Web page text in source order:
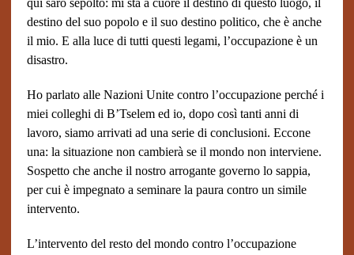
qui sarò sepolto: mi sta a cuore il destino di questo luogo, il
destino del suo popolo e il suo destino politico, che è anche
il mio. E alla luce di tutti questi legami, l’occupazione è un
disastro.
Ho parlato alle Nazioni Unite contro l’occupazione perché i
miei colleghi di B’Tselem ed io, dopo così tanti anni di
lavoro, siamo arrivati ad una serie di conclusioni. Eccone
una: la situazione non cambierà se il mondo non interviene.
Sospetto che anche il nostro arrogante governo lo sappia,
per cui è impegnato a seminare la paura contro un simile
intervento.
L’intervento del resto del mondo contro l’occupazione